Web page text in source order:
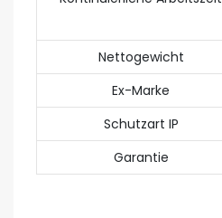
Nettogewicht
Ex-Marke
Schutzart IP
Garantie